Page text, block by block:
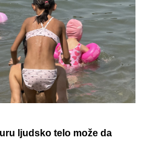
ljudsko telo može da